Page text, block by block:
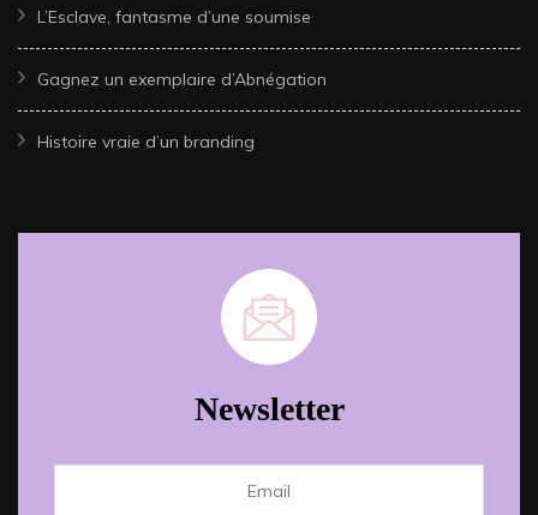
L’Esclave, fantasme d’une soumise
Gagnez un exemplaire d’Abnégation
Histoire vraie d’un branding
Newsletter